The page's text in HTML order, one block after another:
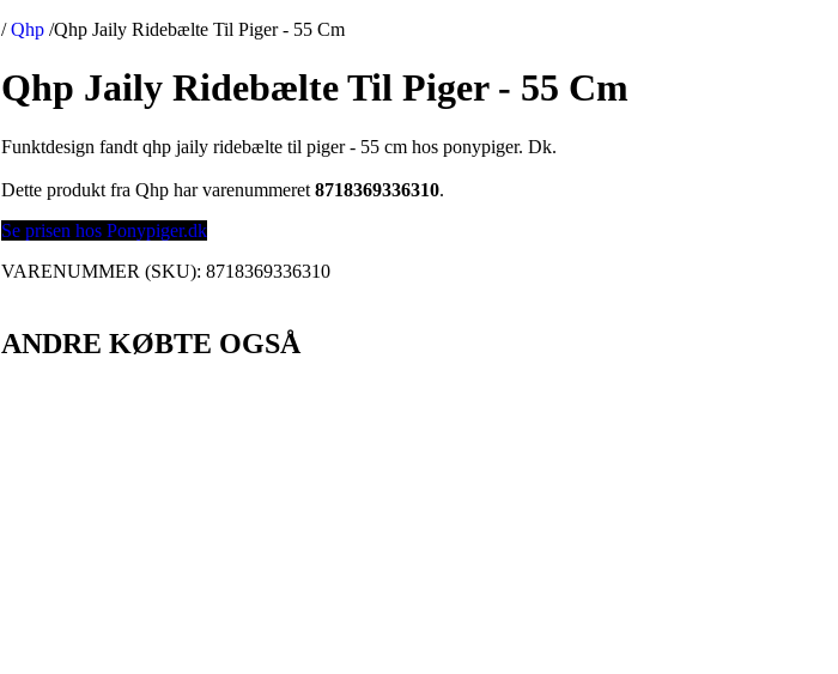
/ Qhp /Qhp Jaily Ridebælte Til Piger - 55 Cm
Qhp Jaily Ridebælte Til Piger - 55 Cm
Funktdesign fandt qhp jaily ridebælte til piger - 55 cm hos ponypiger. Dk.
Dette produkt fra Qhp har varenummeret8718369336310.
Se prisen hos Ponypiger.dk
VARENUMMER (SKU):8718369336310
ANDRE KØBTE OGSÅ